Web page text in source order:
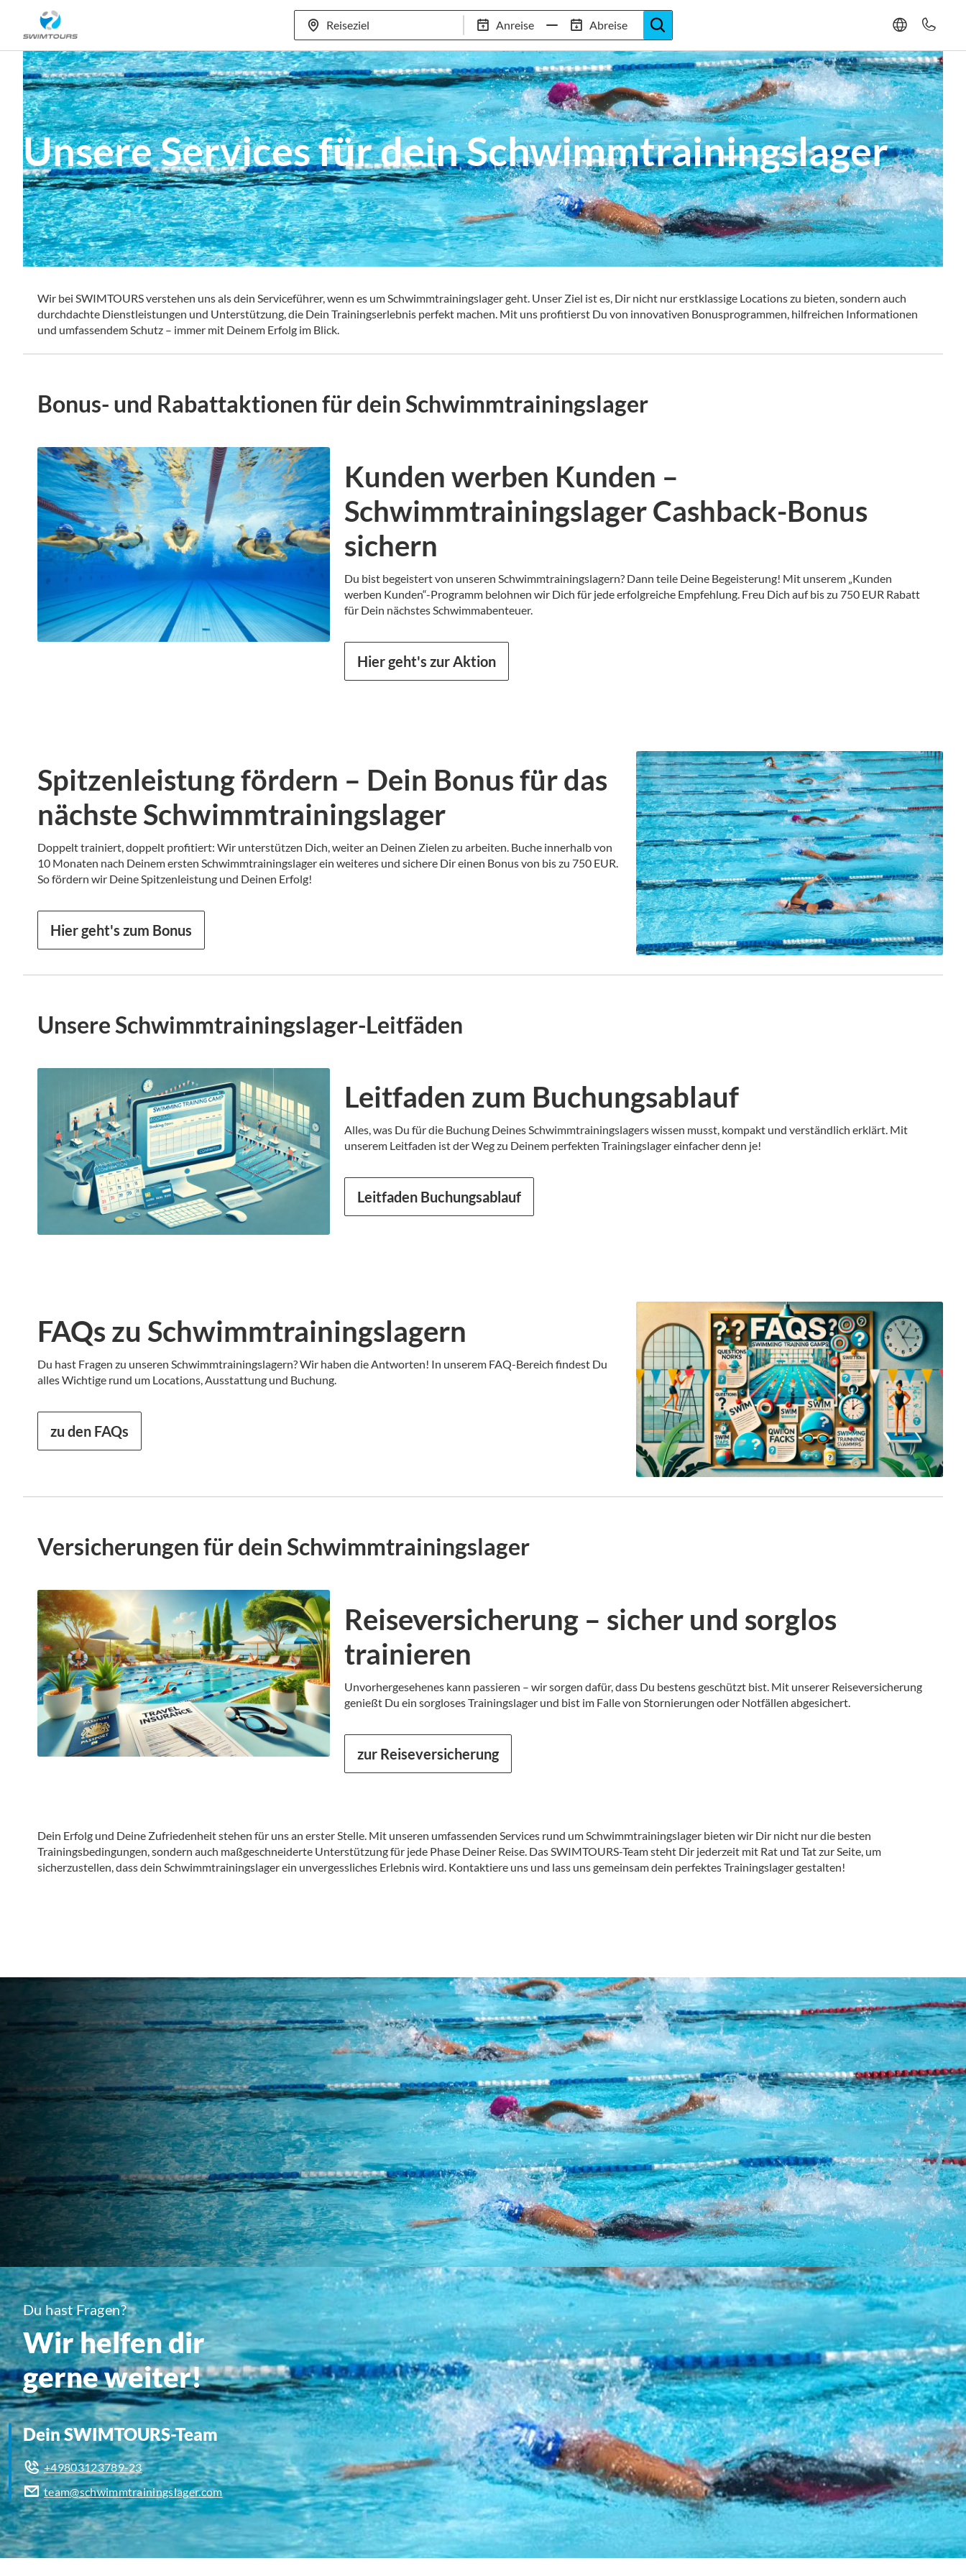
Anreise Abreise
Mehr als 80 Standorte 97,8% Weiterempfehlungsrate 20+ Jahre Trainingslager-Expertise
Unsere Services für dein Schwimmtrainingslager
Wir bei SWIMTOURS verstehen uns als dein Serviceführer, wenn es um Schwimmtrainingslager geht. Unser Ziel ist es, Dir nicht nur erstklassige Locations zu bieten, sondern auch
durchdachte Dienstleistungen und Unterstützung, die Dein Trainingserlebnis perfekt machen. Mit uns profitierst Du von innovativen Bonusprogrammen, hilfreichen Informationen
und umfassendem Schutz – immer mit Deinem Erfolg im Blick.
Bonus- und Rabattaktionen für dein Schwimmtrainingslager
Kunden werben Kunden –
Schwimmtrainingslager Cashback-Bonus
sichern
Du bist begeistert von unseren Schwimmtrainingslagern? Dann teile Deine Begeisterung! Mit unserem „Kunden
werben Kunden“-Programm belohnen wir Dich für jede erfolgreiche Empfehlung. Freu Dich auf bis zu 750 EUR Rabatt
für Dein nächstes Schwimmabenteuer.
Hier geht's zur Aktion
Spitzenleistung fördern – Dein Bonus für das
nächste Schwimmtrainingslager
Doppelt trainiert, doppelt profitiert: Wir unterstützen Dich, weiter an Deinen Zielen zu arbeiten. Buche innerhalb von
10 Monaten nach Deinem ersten Schwimmtrainingslager ein weiteres und sichere Dir einen Bonus von bis zu 750 EUR.
So fördern wir Deine Spitzenleistung und Deinen Erfolg!
Hier geht's zum Bonus
Unsere Schwimmtrainingslager-Leitfäden
Leitfaden zum Buchungsablauf
Alles, was Du für die Buchung Deines Schwimmtrainingslagers wissen musst, kompakt und verständlich erklärt. Mit
unserem Leitfaden ist der Weg zu Deinem perfekten Trainingslager einfacher denn je!
Leitfaden Buchungsablauf
FAQs zu Schwimmtrainingslagern
Du hast Fragen zu unseren Schwimmtrainingslagern? Wir haben die Antworten! In unserem FAQ-Bereich findest Du
alles Wichtige rund um Locations, Ausstattung und Buchung.
zu den FAQs
Versicherungen für dein Schwimmtrainingslager
Reiseversicherung – sicher und sorglos
trainieren
Unvorhergesehenes kann passieren – wir sorgen dafür, dass Du bestens geschützt bist. Mit unserer Reiseversicherung
genießt Du ein sorgloses Trainingslager und bist im Falle von Stornierungen oder Notfällen abgesichert.
zur Reiseversicherung
Dein Erfolg und Deine Zufriedenheit stehen für uns an erster Stelle. Mit unseren umfassenden Services rund um Schwimmtrainingslager bieten wir Dir nicht nur die besten
Trainingsbedingungen, sondern auch maßgeschneiderte Unterstützung für jede Phase Deiner Reise. Das SWIMTOURS-Team steht Dir jederzeit mit Rat und Tat zur Seite, um
sicherzustellen, dass dein Schwimmtrainingslager ein unvergessliches Erlebnis wird. Kontaktiere uns und lass uns gemeinsam dein perfektes Trainingslager gestalten!
Du hast Fragen?
Wir helfen dir
gerne weiter!
Dein SWIMTOURS-Team
+49803123789-23
team@schwimmtrainingslager.com